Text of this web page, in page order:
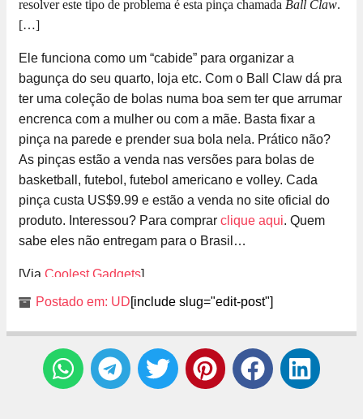
resolver este tipo de problema é esta pinça chamada Ball Claw.
[…]
Ele funciona como um “cabide” para organizar a
bagunça do seu quarto, loja etc. Com o Ball Claw dá pra
ter uma coleção de bolas numa boa sem ter que arrumar
encrenca com a mulher ou com a mãe. Basta fixar a
pinça na parede e prender sua bola nela. Prático não?
As pinças estão a venda nas versões para bolas de
basketball, futebol, futebol americano e volley. Cada
pinça custa US$9.99 e estão a venda no site oficial do
produto. Interessou? Para comprar clique aqui. Quem
sabe eles não entregam para o Brasil…
[Via Coolest Gadgets]
Postado em: UD[include slug="edit-post"]